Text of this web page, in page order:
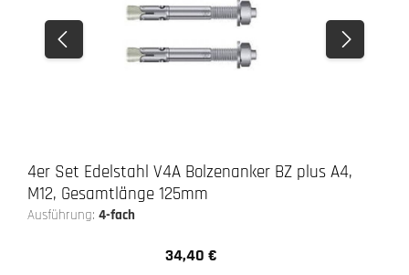
4er Set Edelstahl V4A Bolzenanker BZ plus A4,
M12, Gesamtlänge 125mm
Ausführung:4-fach
Regulärer Preis:
34,40 €